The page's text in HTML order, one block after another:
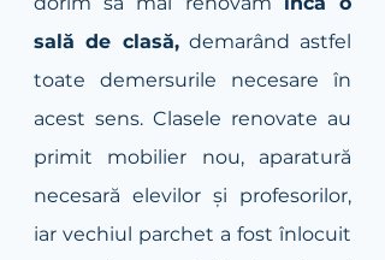
sală de clasă, demarând astfel
toate demersurile necesare în
acest sens. Clasele renovate au
primit mobilier nou, aparatură
necesară elevilor și profesorilor,
iar vechiul parchet a fost înlocuit